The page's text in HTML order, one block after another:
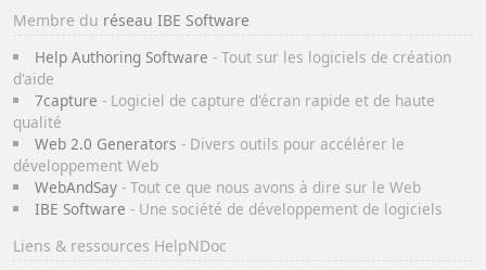
Membre du réseau IBE Software
Help Authoring Software - Tout sur les logiciels de création
d'aide
7capture - Logiciel de capture d'écran rapide et de haute
qualité
Web 2.0 Generators - Divers outils pour accélérer le
développement Web
WebAndSay- Tout ce que nous avons à dire sur le Web
IBE Software - Une société de développement de logiciels
Liens & ressources HelpNDoc